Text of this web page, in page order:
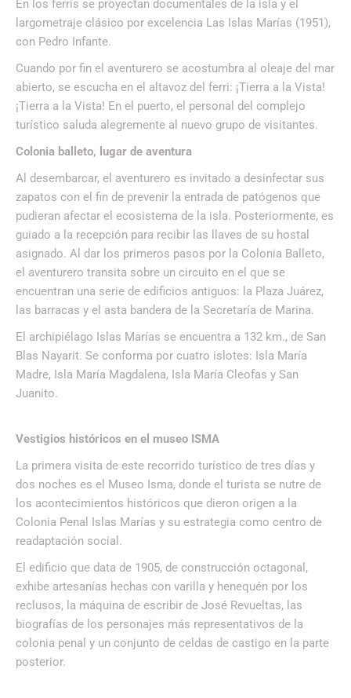
En los ferris se proyectan documentales de la isla y el
largometraje clásico por excelencia Las Islas Marías (1951),
con Pedro Infante.
Cuando por fin el aventurero se acostumbra al oleaje del mar
abierto, se escucha en el altavoz del ferri: ¡Tierra a la Vista!
¡Tierra a la Vista! En el puerto, el personal del complejo
turístico saluda alegremente al nuevo grupo de visitantes.
Colonia balleto, lugar de aventura
Al desembarcar, el aventurero es invitado a desinfectar sus
zapatos con el fin de prevenir la entrada de patógenos que
pudieran afectar el ecosistema de la isla. Posteriormente, es
guiado a la recepción para recibir las llaves de su hostal
asignado. Al dar los primeros pasos por la Colonia Balleto,
el aventurero transita sobre un circuito en el que se
encuentran una serie de edificios antiguos: la Plaza Juárez,
las barracas y el asta bandera de la Secretaría de Marina.
El archipiélago Islas Marías se encuentra a 132 km., de San
Blas Nayarit. Se conforma por cuatro islotes: Isla María
Madre, Isla María Magdalena, Isla María Cleofas y San
Juanito.
Vestigios históricos en el museo ISMA
La primera visita de este recorrido turístico de tres días y
dos noches es el Museo Isma, donde el turista se nutre de
los acontecimientos históricos que dieron origen a la
Colonia Penal Islas Marías y su estrategia como centro de
readaptación social.
El edificio que data de 1905, de construcción octagonal,
exhibe artesanías hechas con varilla y henequén por los
reclusos, la máquina de escribir de José Revueltas, las
biografías de los personajes más representativos de la
colonia penal y un conjunto de celdas de castigo en la parte
posterior.